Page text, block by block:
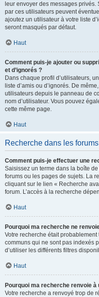
leur envoyer des messages
par ces utilisateurs peuvent
ajoutez un utilisateur à votre liste
seront masqués par défaut.
Haut
Comment puis-je ajouter ou
et d’ignorés ?
Dans chaque profil d’utilisateurs,
liste d’amis ou d’ignorés. De
utilisateurs depuis le panneau de
nom d’utilisateur. Vous pouvez
cette même page.
Haut
Recherche dans les forums
Comment puis-je effectuer une
Saisissez un terme dans la boîte
forums ou les pages de sujets. La
cliquant sur le lien « Recherche
forum. L’accès à la recherche
Haut
Pourquoi ma recherche ne
Votre recherche était
communs qui ne sont pas indexés
d’utiliser les différents filtres
Haut
Pourquoi ma recherche renvoie à
Votre recherche a renvoyé trop de